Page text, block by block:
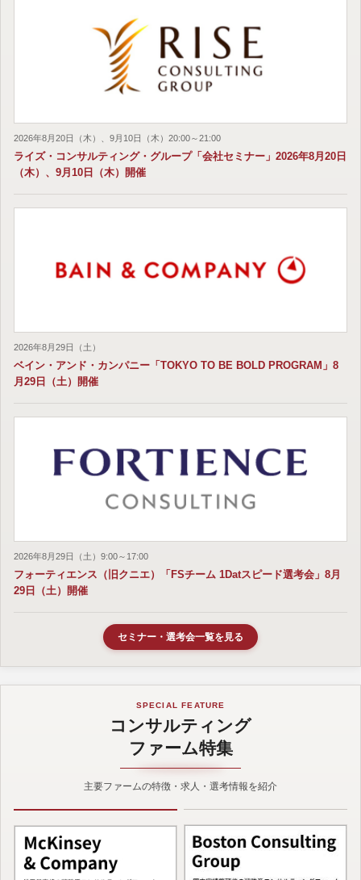
2026年8月20日（木）、9月10日（木）20:00～21:00
ライズ・コンサルティング・グループ「会社セミナー」2026年8月20日
（木）、9月10日（木）開催
2026年8月29日（土）
ベイン・アンド・カンパニー「TOKYO TO BE BOLD PROGRAM」8
月29日（土）開催
2026年8月29日（土）9:00～17:00
フォーティエンス（旧クニエ）「FSチーム 1Datスピード選考会」8月
29日（土）開催
セミナー・選考会一覧を見る
SPECIAL FEATURE
コンサルティング
ファーム特集
主要ファームの特徴・求人・選考情報を紹介